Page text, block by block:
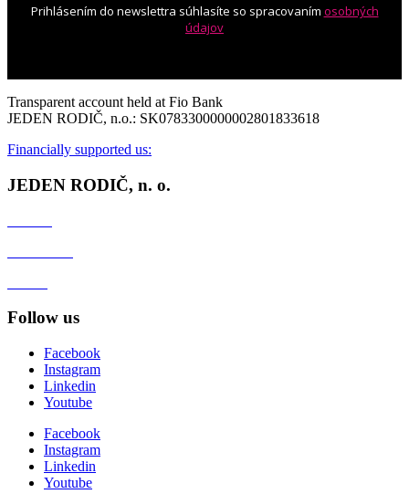
Prihlásením do newslettra súhlasíte so spracovaním osobných
údajov
Transparent account held at Fio Bank
JEDEN RODIČ, n.o.: SK0783300000002801833618
Financially supported us:
JEDEN RODIČ, n. o.
Follow us
Facebook
Instagram
Linkedin
Youtube
Facebook
Instagram
Linkedin
Youtube